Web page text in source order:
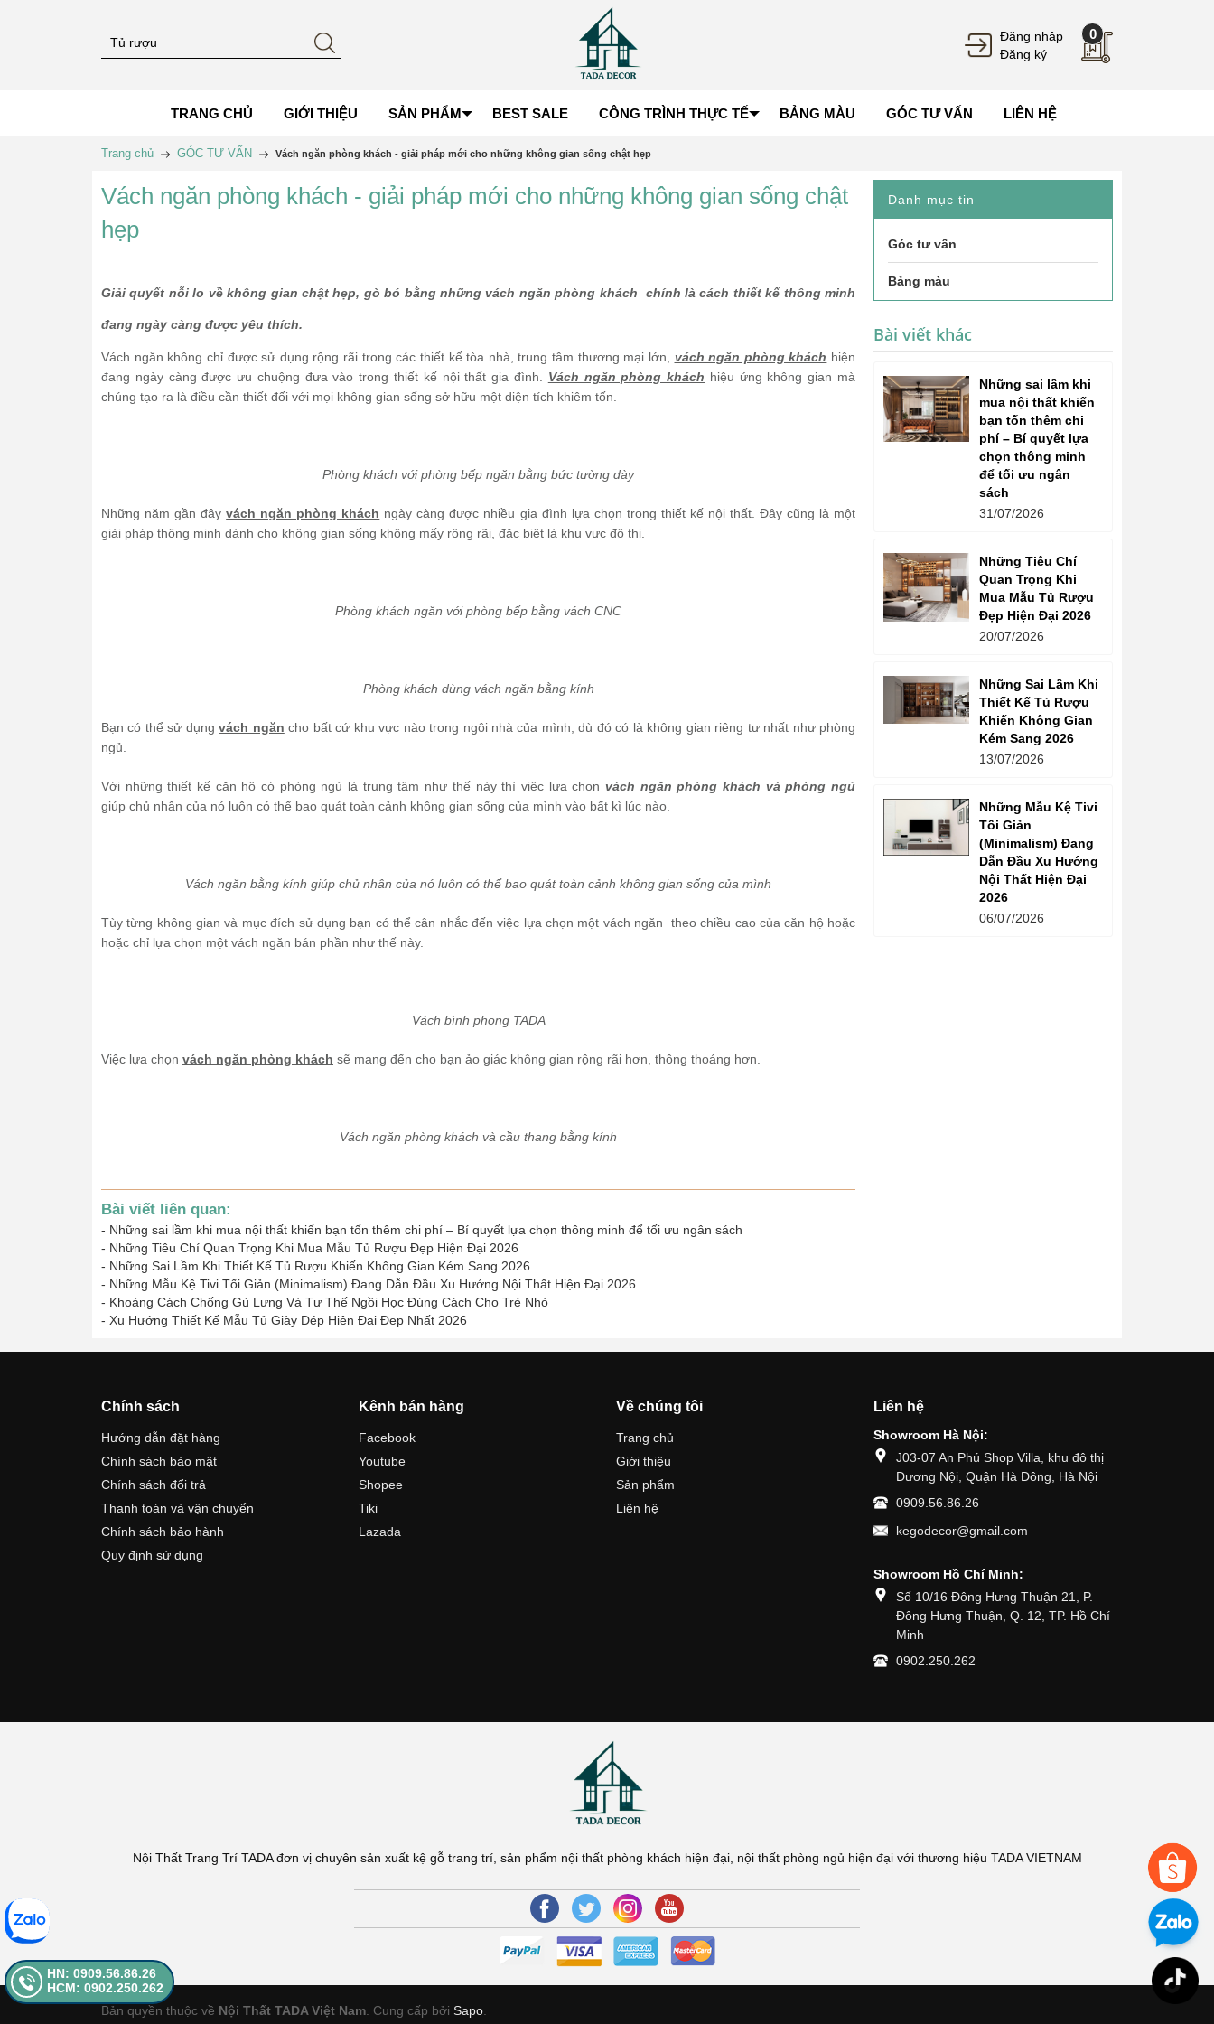
Đăng nhập
Đăng ký
0
TRANG CHỦ GIỚI THIỆU SẢN PHẨM BEST SALE CÔNG TRÌNH THỰC TẾ BẢNG MÀU GÓC TƯ VẤN LIÊN HỆ
Trang chủ GÓC TƯ VẤN Vách ngăn phòng khách - giải pháp mới cho những không gian sống chật hẹp
Vách ngăn phòng khách - giải pháp mới cho những không gian sống chật
hẹp
Giải quyết nỗi lo về không gian chật hẹp, gò bó bằng những vách ngăn phòng khách chính là cách thiết kế thông minh
đang ngày càng được yêu thích.
Vách ngăn không chỉ được sử dụng rộng rãi trong các thiết kế tòa nhà, trung tâm thương mại lớn, vách ngăn phòng khách hiện
đang ngày càng được ưu chuộng đưa vào trong thiết kế nội thất gia đình. Vách ngăn phòng khách hiệu ứng không gian mà
chúng tạo ra là điều cần thiết đối với mọi không gian sống sở hữu một diện tích khiêm tốn.
Phòng khách với phòng bếp ngăn bằng bức tường dày
Những năm gần đâyvách ngăn phòng khách ngày càng được nhiều gia đình lựa chọn trong thiết kế nội thất. Đây cũng là một
giải pháp thông minh dành cho không gian sống không mấy rộng rãi, đặc biệt là khu vực đô thị.
Phòng khách ngăn với phòng bếp bằng vách CNC
Phòng khách dùng vách ngăn bằng kính
Bạn có thể sử dụngvách ngăn cho bất cứ khu vực nào trong ngôi nhà của mình, dù đó có là không gian riêng tư nhất như phòng
ngủ.
Với những thiết kế căn hộ có phòng ngủ là trung tâm như thế này thì việc lựa chọn vách ngăn phòng khách và phòng ngủ
giúp chủ nhân của nó luôn có thể bao quát toàn cảnh không gian sống của mình vào bất kì lúc nào.
Vách ngăn bằng kính giúp chủ nhân của nó luôn có thể bao quát toàn cảnh không gian sống của mình
Tùy từng không gian và mục đích sử dụng bạn có thể cân nhắc đến việc lựa chọn một vách ngăn theo chiều cao của căn hộ hoặc
hoặc chỉ lựa chọn một vách ngăn bán phần như thế này.
Vách bình phong TADA
Việc lựa chọn vách ngăn phòng khách sẽ mang đến cho bạn ảo giác không gian rộng rãi hơn, thông thoáng hơn.
Vách ngăn phòng khách và cầu thang bằng kính
Bài viết liên quan:
- Những sai lầm khi mua nội thất khiến bạn tốn thêm chi phí – Bí quyết lựa chọn thông minh để tối ưu ngân sách
- Những Tiêu Chí Quan Trọng Khi Mua Mẫu Tủ Rượu Đẹp Hiện Đại 2026
- Những Sai Lầm Khi Thiết Kế Tủ Rượu Khiến Không Gian Kém Sang 2026
- Những Mẫu Kệ Tivi Tối Giản (Minimalism) Đang Dẫn Đầu Xu Hướng Nội Thất Hiện Đại 2026
- Khoảng Cách Chống Gù Lưng Và Tư Thế Ngồi Học Đúng Cách Cho Trẻ Nhỏ
- Xu Hướng Thiết Kế Mẫu Tủ Giày Dép Hiện Đại Đẹp Nhất 2026
Danh mục tin
Góc tư vấn
Bảng màu
Bài viết khác
Những sai lầm khi
mua nội thất khiến
bạn tốn thêm chi
phí – Bí quyết lựa
chọn thông minh
để tối ưu ngân
sách
31/07/2026
Những Tiêu Chí
Quan Trọng Khi
Mua Mẫu Tủ Rượu
Đẹp Hiện Đại 2026
20/07/2026
Những Sai Lầm Khi
Thiết Kế Tủ Rượu
Khiến Không Gian
Kém Sang 2026
13/07/2026
Những Mẫu Kệ Tivi
Tối Giản
(Minimalism) Đang
Dẫn Đầu Xu Hướng
Nội Thất Hiện Đại
2026
06/07/2026
Chính sách
Hướng dẫn đặt hàng
Chính sách bảo mật
Chính sách đổi trả
Thanh toán và vận chuyển
Chính sách bảo hành
Quy định sử dụng
Kênh bán hàng
Facebook
Youtube
Shopee
Tiki
Lazada
Về chúng tôi
Trang chủ
Giới thiệu
Sản phẩm
Liên hệ
Liên hệ
Showroom Hà Nội:
J03-07 An Phú Shop Villa, khu đô thị
Dương Nội, Quận Hà Đông, Hà Nội
0909.56.86.26
kegodecor@gmail.com
Showroom Hồ Chí Minh:
Số 10/16 Đông Hưng Thuận 21, P.
Đông Hưng Thuận, Q. 12, TP. Hồ Chí
Minh
0902.250.262
Nội Thất Trang Trí TADA đơn vị chuyên sản xuất kệ gỗ trang trí, sản phẩm nội thất phòng khách hiện đại, nội thất phòng ngủ hiện đại với thương hiệu TADA VIETNAM
Bản quyền thuộc về Nội Thất TADA Việt Nam . Cung cấp bởi Sapo
HN: 0909.56.86.26
HCM: 0902.250.262